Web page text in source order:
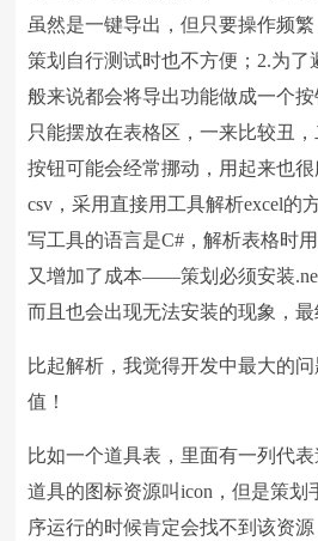
虽然是一键导出，但只要操作频
策划自行测试时也不方便；2.为了
般来说都会将导出功能做成一个按
只能摆放在表格区，一来比较丑
按钮可能会经常挪动，用起来也
csv，采用直接用工具解析excel的
写工具的语言是C#，解析表格时
又增加了成本——策划必须安装.net
而且也会出现无法安装的现象，
比起解析，我觉得开发中最大的
值！
比如一个道具表，里面有一列代
道具的图标资源叫icon，但是策划
序运行的时候肯定会找不到该资